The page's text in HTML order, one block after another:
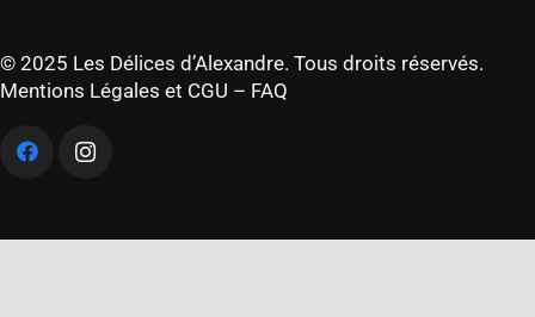
© 2025 Les Délices d’Alexandre. Tous droits réservés.
Mentions Légales et CGU – FAQ